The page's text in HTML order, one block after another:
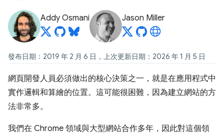
Addy Osmani Jason Miller
發布日期：2019 年 2 月 6 日，上次更新日期：2026 年 1 月 5 日
網頁開發人員必須做出的核心決策之一，就是在應用程式中
實作邏輯和算繪的位置。這可能很困難，因為建立網站的方
法非常多。
我們在 Chrome 領域與大型網站合作多年，因此對這個領